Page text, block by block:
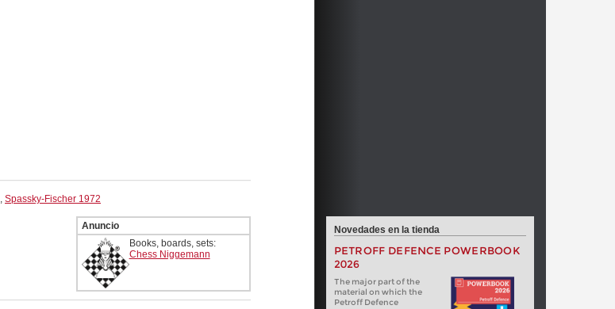
, Spassky-Fischer 1972
Anuncio
Books, boards, sets:
Chess Niggemann
Novedades en la tienda
PETROFF DEFENCE POWERBOOK
2026
The major part of the
material on which the
Petroff Defence